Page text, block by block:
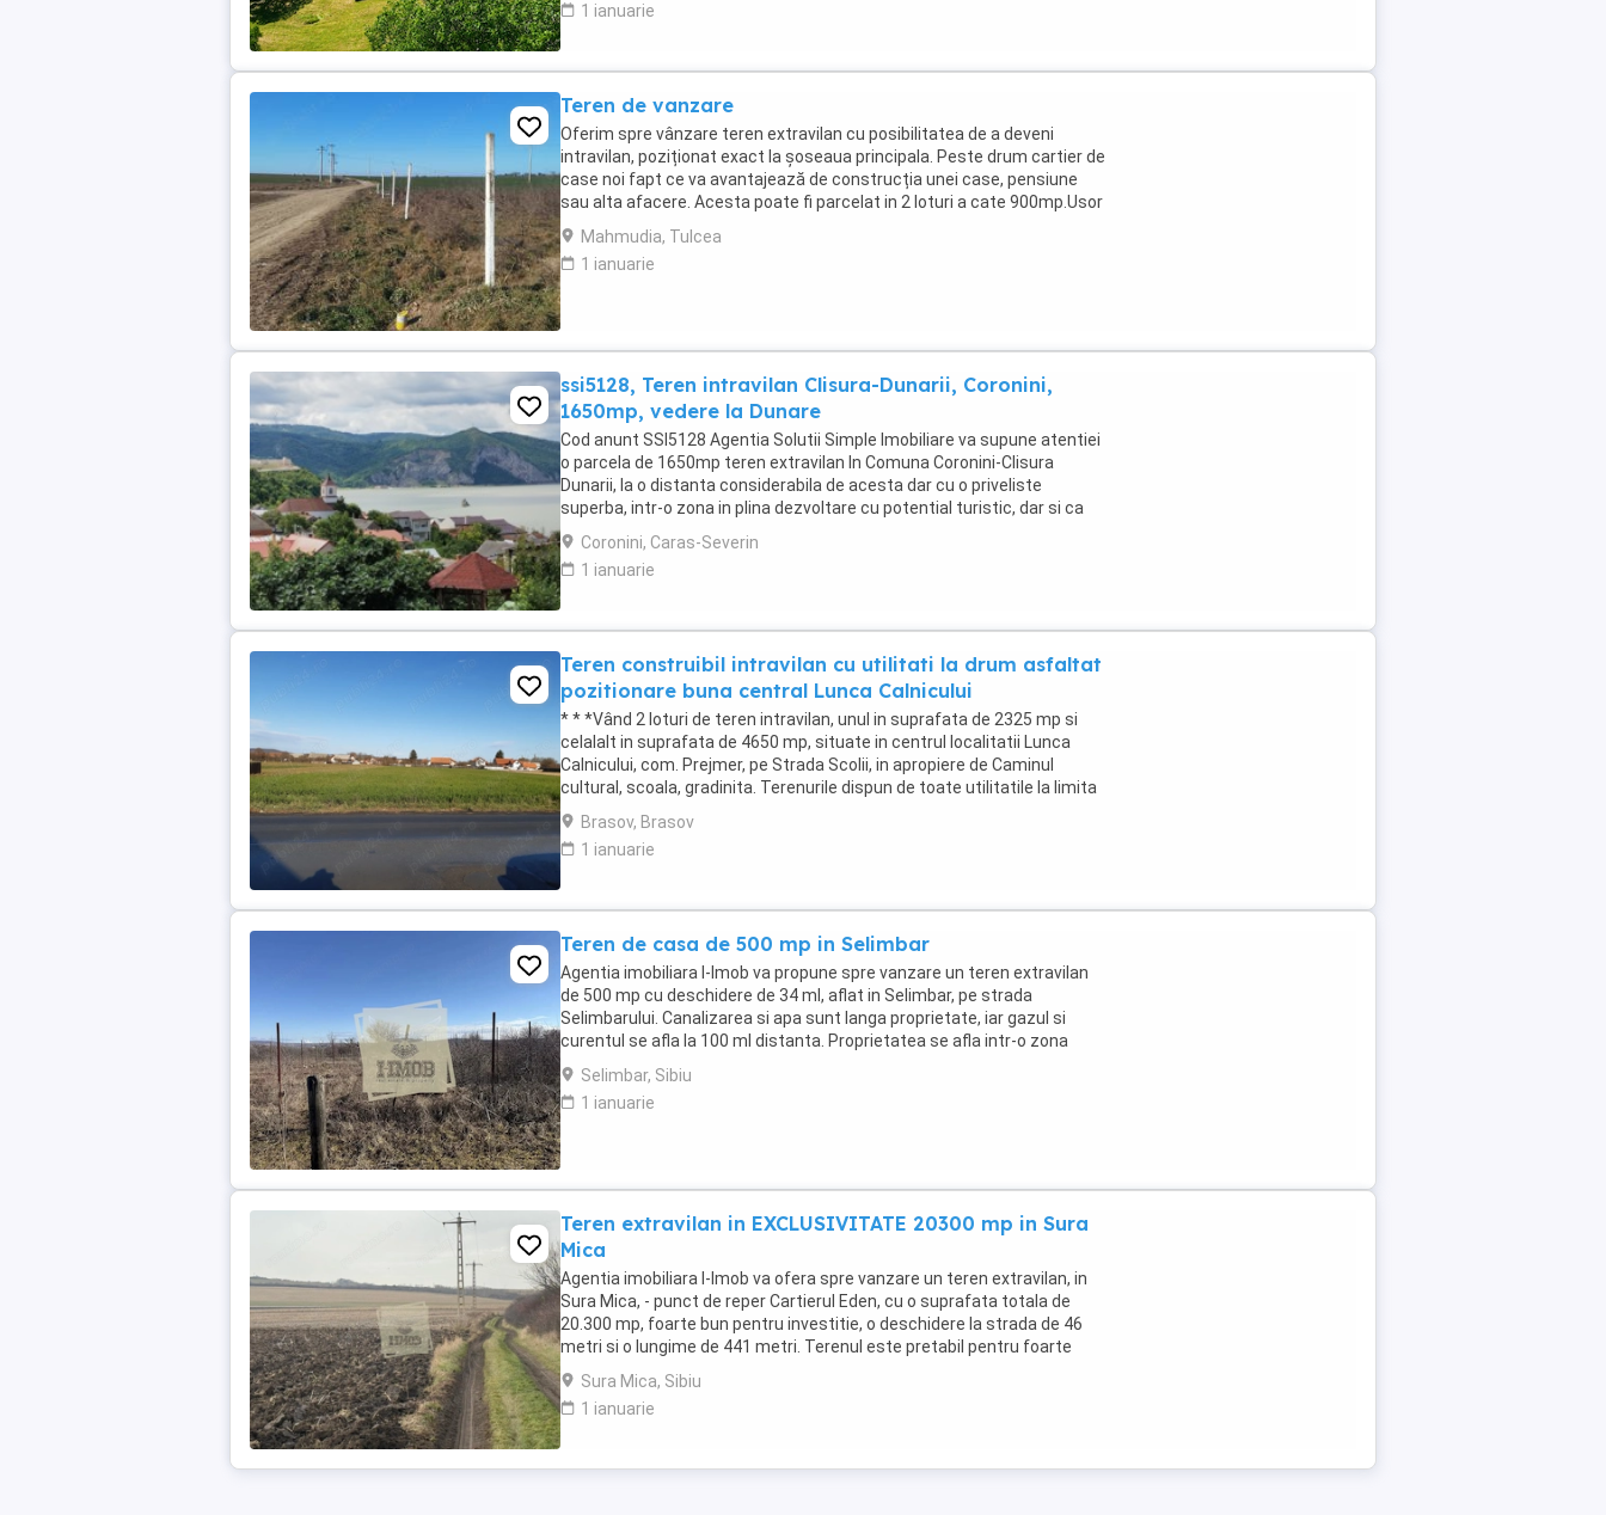
1 ianuarie
Teren de vanzare
Oferim spre vânzare teren extravilan cu posibilitatea de a deveni
intravilan, poziționat exact la șoseaua principala. Peste drum cartier de
case noi fapt ce va avantajează de construcția unei case, pensiune
sau alta afacere. Acesta poate fi parcelat in 2 loturi a cate 900mp.Usor
negociabil pentru toata ...
Mahmudia, Tulcea
1 ianuarie
ssi5128, Teren intravilan Clisura-Dunarii, Coronini,
1650mp, vedere la Dunare
Cod anunt SSI5128 Agentia Solutii Simple Imobiliare va supune atentiei
o parcela de 1650mp teren extravilan In Comuna Coronini-Clisura
Dunarii, la o distanta considerabila de acesta dar cu o priveliste
superba, intr-o zona in plina dezvoltare cu potential turistic, dar si ca
zona de recreere personala ...
Coronini, Caras-Severin
1 ianuarie
Teren construibil intravilan cu utilitati la drum asfaltat
pozitionare buna central Lunca Calnicului
* * *Vând 2 loturi de teren intravilan, unul in suprafata de 2325 mp si
celalalt in suprafata de 4650 mp, situate in centrul localitatii Lunca
Calnicului, com. Prejmer, pe Strada Scolii, in apropiere de Caminul
cultural, scoala, gradinita. Terenurile dispun de toate utilitatile la limita
de proprietate ...
Brasov, Brasov
1 ianuarie
Teren de casa de 500 mp in Selimbar
Agentia imobiliara I-Imob va propune spre vanzare un teren extravilan
de 500 mp cu deschidere de 34 ml, aflat in Selimbar, pe strada
Selimbarului. Canalizarea si apa sunt langa proprietate, iar gazul si
curentul se afla la 100 ml distanta. Proprietatea se afla intr-o zona
linistita in plina dezvoltare, ...
Selimbar, Sibiu
1 ianuarie
Teren extravilan in EXCLUSIVITATE 20300 mp in Sura
Mica
Agentia imobiliara I-Imob va ofera spre vanzare un teren extravilan, in
Sura Mica, - punct de reper Cartierul Eden, cu o suprafata totala de
20.300 mp, foarte bun pentru investitie, o deschidere la strada de 46
metri si o lungime de 441 metri. Terenul este pretabil pentru foarte
multe tipuri de activitati ...
Sura Mica, Sibiu
1 ianuarie